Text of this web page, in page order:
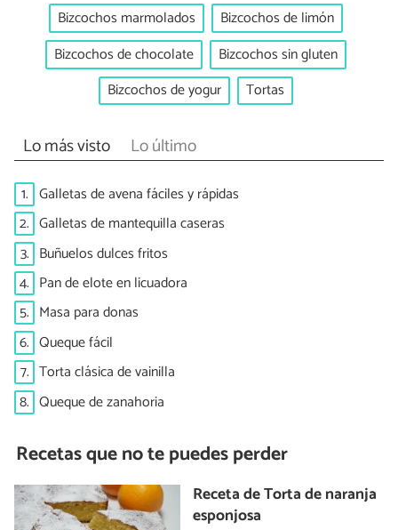
Bizcochos marmolados
Bizcochos de limón
Bizcochos de chocolate
Bizcochos sin gluten
Bizcochos de yogur
Tortas
Lo más visto Lo último
1. Galletas de avena fáciles y rápidas
2. Galletas de mantequilla caseras
3. Buñuelos dulces fritos
4. Pan de elote en licuadora
5. Masa para donas
6. Queque fácil
7. Torta clásica de vainilla
8. Queque de zanahoria
Recetas que no te puedes perder
Receta de Torta de naranja
esponjosa